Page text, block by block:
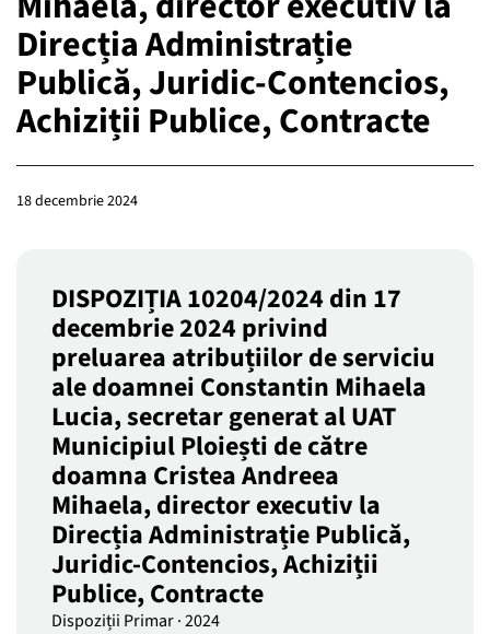
Direcția Administrație
Publică, Juridic-Contencios,
Achiziții Publice, Contracte
18 decembrie 2024
DISPOZIȚIA 10204/2024 din 17
decembrie 2024 privind
preluarea atribuțiilor de serviciu
ale doamnei Constantin Mihaela
Lucia, secretar generat al UAT
Municipiul Ploiești de către
doamna Cristea Andreea
Mihaela, director executiv la
Direcția Administrație Publică,
Juridic-Contencios, Achiziții
Publice, Contracte
Dispoziții Primar·2024